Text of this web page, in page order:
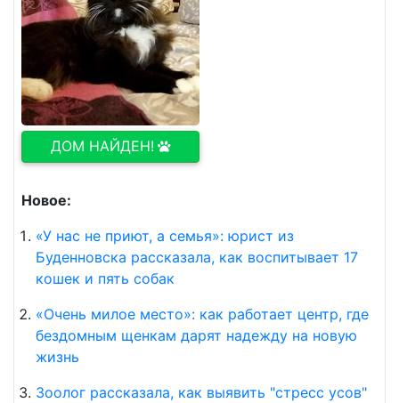
ДОМ НАЙДЕН!
Новое:
«У нас не приют, а семья»: юрист из
Буденновска рассказала, как воспитывает 17
кошек и пять собак
«Очень милое место»: как работает центр, где
бездомным щенкам дарят надежду на новую
жизнь
Зоолог рассказала, как выявить "стресс усов"